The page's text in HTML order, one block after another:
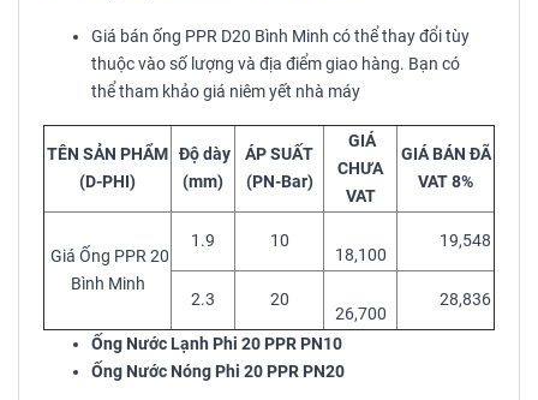
Giá bán ống PPR D20 Bình Minh có thể thay đổi tùy
thuộc vào số lượng và địa điểm giao hàng. Bạn có
thể tham khảo giá niêm yết nhà máy
TÊN SẢN PHẨM
(D-PHI)
Độ dày
(mm)
ÁP SUẤT
(PN-Bar)
GIÁ
CHƯA
VAT
GIÁ BÁN ĐÃ
VAT 8%
Giá Ống PPR 20
Bình Minh
1.9 10
18,100
19,548
2.3 20
26,700
28,836
Ống Nước Lạnh Phi 20 PPR PN10
Ống Nước Nóng Phi 20 PPR PN20